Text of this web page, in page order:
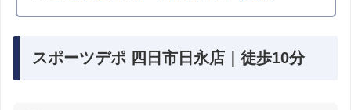
スポーツデポ 四日市日永店｜徒歩10分